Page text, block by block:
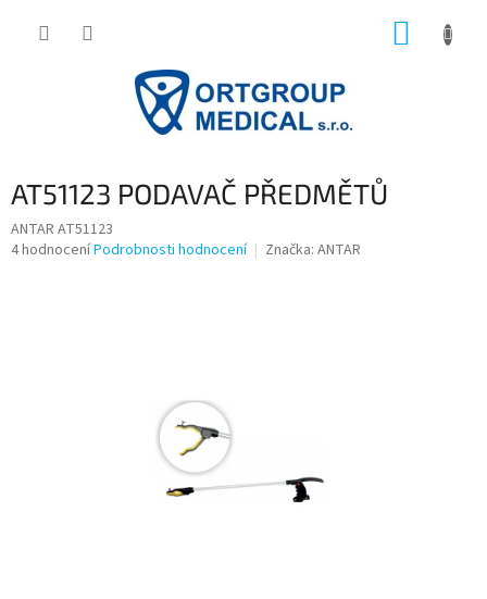
AT51123 PODAVAČ PŘEDMĚTŮ
ANTAR AT51123
Průměrné
4 hodnoceníPodrobnosti hodnocení Značka: ANTAR